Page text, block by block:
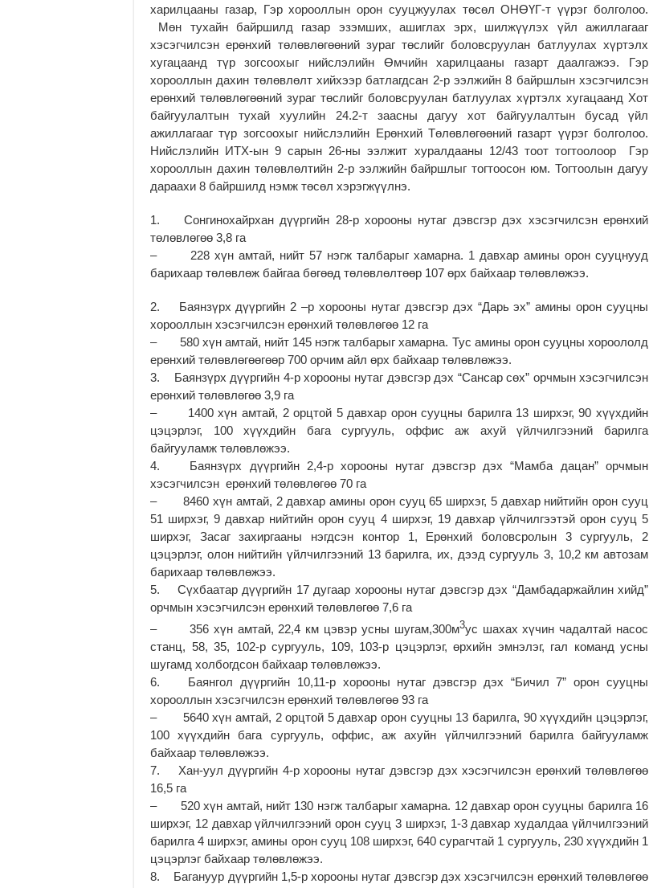
харилцааны газар, Гэр хорооллын орон сууцжуулах төсөл ОНӨҮГ-т үүрэг болголоо.
Мөн тухайн байршилд газар эзэмших, ашиглах эрх, шилжүүлэх үйл ажиллагааг
хэсэгчилсэн ерөнхий төлөвлөгөөний зураг төслийг боловсруулан батлуулах хүртэлх
хугацаанд түр зогсоохыг нийслэлийн Өмчийн харилцааны газарт даалгажээ. Гэр
хорооллын дахин төлөвлөлт хийхээр батлагдсан 2-р ээлжийн 8 байршлын хэсэгчилсэн
ерөнхий төлөвлөгөөний зураг төслийг боловсруулан батлуулах хүртэлх хугацаанд Хот
байгуулалтын тухай хуулийн 24.2-т заасны дагуу хот байгуулалтын бусад үйл
ажиллагааг түр зогсоохыг нийслэлийн Ерөнхий Төлөвлөгөөний газарт үүрэг болголоо.
Нийслэлийн ИТХ-ын 9 сарын 26-ны ээлжит хуралдааны 12/43 тоот тогтоолоор Гэр
хорооллын дахин төлөвлөлтийн 2-р ээлжийн байршлыг тогтоосон юм. Тогтоолын дагуу
дараахи 8 байршилд нэмж төсөл хэрэгжүүлнэ.
1. Сонгинохайрхан дүүргийн 28-р хорооны нутаг дэвсгэр дэх хэсэгчилсэн ерөнхий
төлөвлөгөө 3,8 га
– 228 хүн амтай, нийт 57 нэгж талбарыг хамарна. 1 давхар амины орон сууцнууд
барихаар төлөвлөж байгаа бөгөөд төлөвлөлтөөр 107 өрх байхаар төлөвлөжээ.
2. Баянзүрх дүүргийн 2 –р хорооны нутаг дэвсгэр дэх “Дарь эх” амины орон сууцны
хорооллын хэсэгчилсэн ерөнхий төлөвлөгөө 12 га
– 580 хүн амтай, нийт 145 нэгж талбарыг хамарна. Тус амины орон сууцны хороололд
ерөнхий төлөвлөгөөгөөр 700 орчим айл өрх байхаар төлөвлөжээ.
3. Баянзүрх дүүргийн 4-р хорооны нутаг дэвсгэр дэх “Сансар сөх” орчмын хэсэгчилсэн
ерөнхий төлөвлөгөө 3,9 га
– 1400 хүн амтай, 2 орцтой 5 давхар орон сууцны барилга 13 ширхэг, 90 хүүхдийн
цэцэрлэг, 100 хүүхдийн бага сургууль, оффис аж ахуй үйлчилгээний барилга
байгууламж төлөвлөжээ.
4. Баянзүрх дүүргийн 2,4-р хорооны нутаг дэвсгэр дэх “Мамба дацан” орчмын
хэсэгчилсэн ерөнхий төлөвлөгөө 70 га
– 8460 хүн амтай, 2 давхар амины орон сууц 65 ширхэг, 5 давхар нийтийн орон сууц
51 ширхэг, 9 давхар нийтийн орон сууц 4 ширхэг, 19 давхар үйлчилгээтэй орон сууц 5
ширхэг, Засаг захиргааны нэгдсэн контор 1, Ерөнхий боловсролын 3 сургууль, 2
цэцэрлэг, олон нийтийн үйлчилгээний 13 барилга, их, дээд сургууль 3, 10,2 км автозам
барихаар төлөвлөжээ.
5. Сүхбаатар дүүргийн 17 дугаар хорооны нутаг дэвсгэр дэх “Дамбадаржайлин хийд”
орчмын хэсэгчилсэн ерөнхий төлөвлөгөө 7,6 га
– 356 хүн амтай, 22,4 км цэвэр усны шугам,300м3ус шахах хүчин чадалтай насос
станц, 58, 35, 102-р сургууль, 109, 103-р цэцэрлэг, өрхийн эмнэлэг, гал команд усны
шугамд холбогдсон байхаар төлөвлөжээ.
6. Баянгол дүүргийн 10,11-р хорооны нутаг дэвсгэр дэх “Бичил 7” орон сууцны
хорооллын хэсэгчилсэн ерөнхий төлөвлөгөө 93 га
– 5640 хүн амтай, 2 орцтой 5 давхар орон сууцны 13 барилга, 90 хүүхдийн цэцэрлэг,
100 хүүхдийн бага сургууль, оффис, аж ахуйн үйлчилгээний барилга байгууламж
байхаар төлөвлөжээ.
7. Хан-уул дүүргийн 4-р хорооны нутаг дэвсгэр дэх хэсэгчилсэн ерөнхий төлөвлөгөө
16,5 га
– 520 хүн амтай, нийт 130 нэгж талбарыг хамарна. 12 давхар орон сууцны барилга 16
ширхэг, 12 давхар үйлчилгээний орон сууц 3 ширхэг, 1-3 давхар худалдаа үйлчилгээний
барилга 4 ширхэг, амины орон сууц 108 ширхэг, 640 сурагчтай 1 сургууль, 230 хүүхдийн 1
цэцэрлэг байхаар төлөвлөжээ.
8. Багануур дүүргийн 1,5-р хорооны нутаг дэвсгэр дэх хэсэгчилсэн ерөнхий төлөвлөгөө